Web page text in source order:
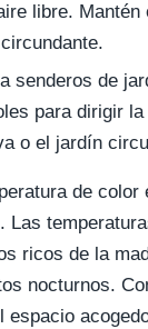
libre.
senderos de
para dirigir
o el jardín
de
Las
ricos de la
nocturnos.
espacio